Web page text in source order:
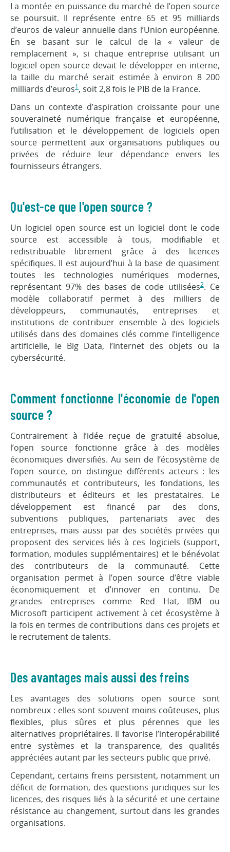
La montée en puissance du marché de l’open source
se poursuit. Il représente entre 65 et 95 milliards
d’euros de valeur annuelle dans l’Union européenne.
En se basant sur le calcul de la « valeur de
remplacement », si chaque entreprise utilisant un
logiciel open source devait le développer en interne,
la taille du marché serait estimée à environ 8 200
milliards d’euros1, soit 2,8 fois le PIB de la France.
Dans un contexte d’aspiration croissante pour une
souveraineté numérique française et européenne,
l’utilisation et le développement de logiciels open
source permettent aux organisations publiques ou
privées de réduire leur dépendance envers les
fournisseurs étrangers.
Qu'est-ce que l'open source ?
Un logiciel open source est un logiciel dont le code
source est accessible à tous, modifiable et
redistribuable librement grâce à des licences
spécifiques. Il est aujourd’hui à la base de quasiment
toutes les technologies numériques modernes,
représentant 97% des bases de code utilisées2. Ce
modèle collaboratif permet à des milliers de
développeurs, communautés, entreprises et
institutions de contribuer ensemble à des logiciels
utilisés dans des domaines clés comme l’intelligence
artificielle, le Big Data, l’Internet des objets ou la
cybersécurité.
Comment fonctionne l'économie de l'open
source ?
Contrairement à l’idée reçue de gratuité absolue,
l’open source fonctionne grâce à des modèles
économiques diversifiés. Au sein de l’écosystème de
l’open source, on distingue différents acteurs : les
communautés et contributeurs, les fondations, les
distributeurs et éditeurs et les prestataires. Le
développement est financé par des dons,
subventions publiques, partenariats avec des
entreprises, mais aussi par des sociétés privées qui
proposent des services liés à ces logiciels (support,
formation, modules supplémentaires) et le bénévolat
des contributeurs de la communauté. Cette
organisation permet à l’open source d’être viable
économiquement et d’innover en continu. De
grandes entreprises comme Red Hat, IBM ou
Microsoft participent activement à cet écosystème à
la fois en termes de contributions dans ces projets et
le recrutement de talents.
Des avantages mais aussi des freins
Les avantages des solutions open source sont
nombreux : elles sont souvent moins coûteuses, plus
flexibles, plus sûres et plus pérennes que les
alternatives propriétaires. Il favorise l’interopérabilité
entre systèmes et la transparence, des qualités
appréciées autant par les secteurs public que privé.
Cependant, certains freins persistent, notamment un
déficit de formation, des questions juridiques sur les
licences, des risques liés à la sécurité et une certaine
résistance au changement, surtout dans les grandes
organisations.